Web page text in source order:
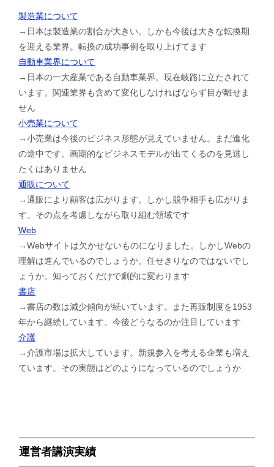
製造業について
→日本は製造業の割合が大きい。しかも今後は大きな転換期
を迎える業界。転換の成功事例を取り上げてます
自動車業界について
→日本の一大産業である自動車業界。現在岐路に立たされて
います。関連業界も含めて変化しなければならず目が離せま
せん
小売業について
→小売業は今後のビジネス形態が見えていません。まだ進化
の途中です。画期的なビジネスモデルが出てくるのを見逃し
たくはありません
通販について
→通販により顧客は広がります。しかし競争相手も広がりま
す。その点を考慮しながら取り組む領域です
Web
→Webサイトは欠かせないものになりました。しかしWebの
理解は進んでいるのでしょうか。任せきりなのではないでし
ょうか。知っておくだけで劇的に変わります
書店
→書店の数は減少傾向が続いています。また再販制度を1953
年から継続しています。今後どうなるのか注目しています
介護
→介護市場は拡大しています。新規参入を考える企業も増え
ています。その実態はどのようになっているのでしょうか
運営者講演実績